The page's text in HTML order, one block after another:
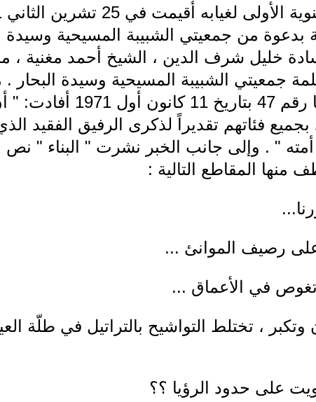
بدعوة من جمعيتي الشبيبة المسيحية وسيدة
خليل شرف الدين ، الشيخ أحمد مغنية
جمعيتي الشبيبة المسيحية وسيدة البحار .
التي نشرت الخبر في عددها
بجميع فئاتهم تقديراً لذكرى الرفيق الفقيد
" . وإلى جانب الخبر نشرت " البناء " نص
المقاطع التالية :
رصيف الموانئ ...
تغوص في الأعماق ...
، تختلط التواشيح بالتراتيل في طلّة
على حدود الرؤيا ؟؟